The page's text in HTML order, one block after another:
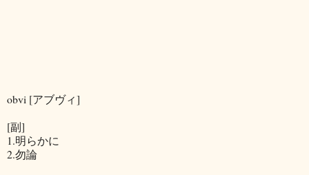
obvi [アブヴィ]
[副]
1.明らかに
2.勿論